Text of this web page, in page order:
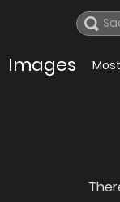
Images